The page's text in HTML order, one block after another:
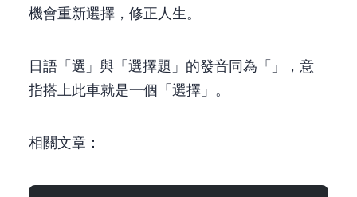
機會重新選擇，修正人生。
(日語「選Taxi」與「選擇題」的發音同為「Sen Takushi」，意
指搭上此車就是一個「選擇」。)
相關文章：